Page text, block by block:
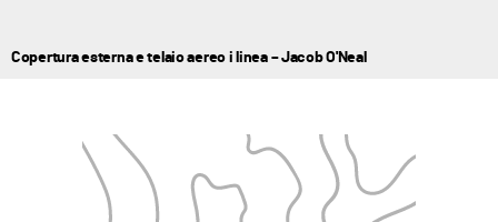
Copertura esterna e telaio aereo i linea – Jacob O'Neal